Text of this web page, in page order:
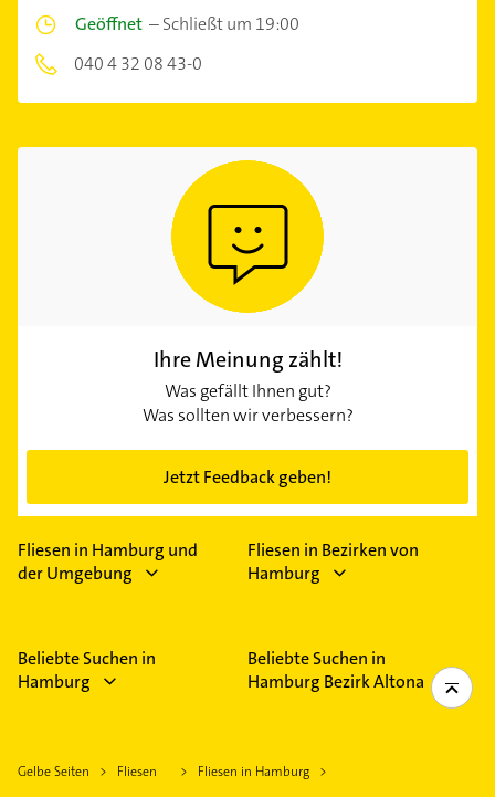
Geöffnet –Schließt um 19:00
040 4 32 08 43-0
Ihre Meinung zählt!
Was gefällt Ihnen gut?
Was sollten wir verbessern?
Jetzt Feedback geben!
Fliesen in Hamburg und
der Umgebung
Fliesen in Bezirken von
Hamburg
Beliebte Suchen in
Hamburg
Beliebte Suchen in
Hamburg Bezirk Altona
Gelbe Seiten Fliesen
Fliesen in Hamburg